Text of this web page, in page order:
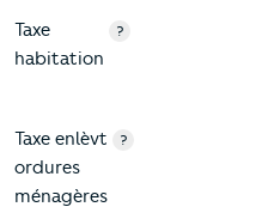
Taxe
habitation
?
Taxe enlèvt
ordures
ménagères
?